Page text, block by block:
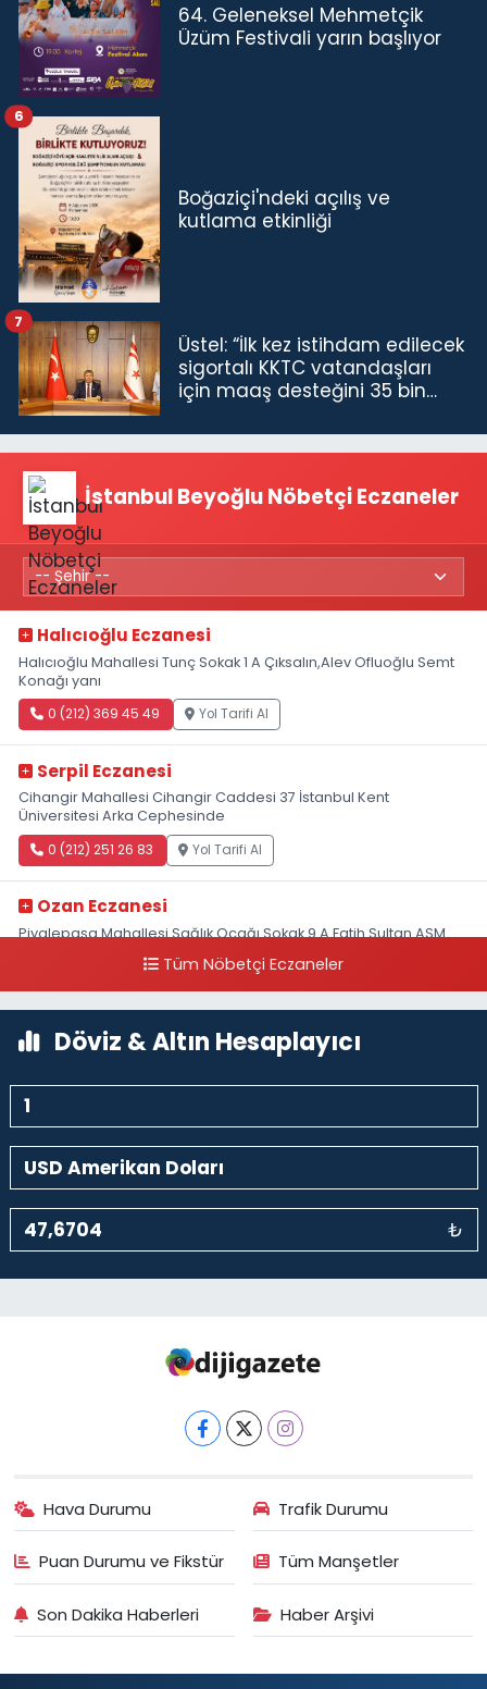
64. Geleneksel Mehmetçik
Üzüm Festivali yarın başlıyor
Boğaziçi'ndeki açılış ve
kutlama etkinliği
6
Üstel: “İlk kez istihdam edilecek
sigortalı KKTC vatandaşları
için maaş desteğini 35 bin
7
İstanbul Beyoğlu Nöbetçi Eczaneler
Halıcıoğlu Eczanesi
Halıcıoğlu Mahallesi Tunç Sokak 1 A Çıksalın,Alev Ofluoğlu Semt
Konağı yanı
0 (212) 369 45 49 Yol Tarifi Al
Serpil Eczanesi
Cihangir Mahallesi Cihangir Caddesi 37 İstanbul Kent
Üniversitesi Arka Cephesinde
0 (212) 251 26 83 Yol Tarifi Al
Ozan Eczanesi
Piyalepaşa Mahallesi Sağlık Ocağı Sokak 9 A Fatih Sultan ASM
Tüm Nöbetçi Eczaneler
Döviz & Altın Hesaplayıcı
₺
Hava Durumu Trafik Durumu
Puan Durumu ve Fikstür Tüm Manşetler
Son Dakika Haberleri Haber Arşivi